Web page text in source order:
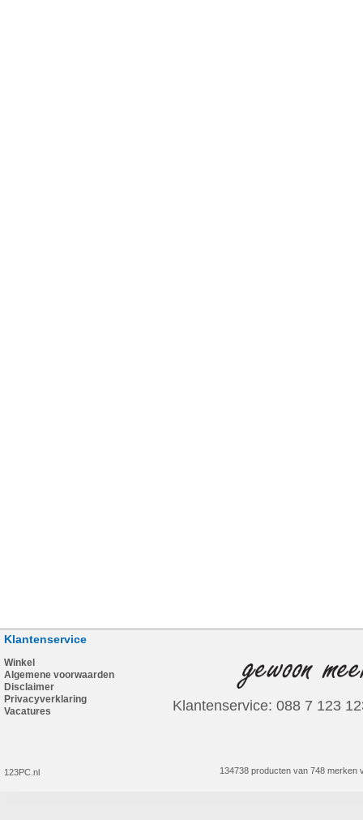
Klantenservice
Winkel
Algemene voorwaarden
Disclaimer
Privacyverklaring
Vacatures
123PC.nl
Klantenservice: 088 7 123
134738 producten van 748 merken